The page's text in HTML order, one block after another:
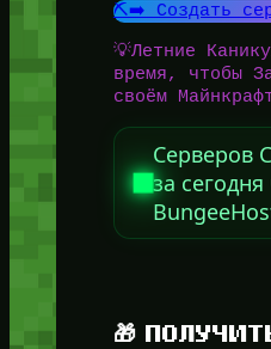
⛏️➡️ Создать
💡Летние
время, чтобы
своём
Серверов
за сегодня
🎁